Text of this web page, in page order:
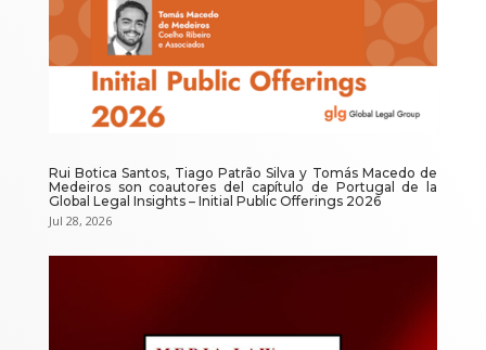
Rui Botica Santos, Tiago Patrão Silva y Tomás Macedo de
Medeiros son coautores del capítulo de Portugal de la
Global Legal Insights – Initial Public Offerings 2026
Jul 28, 2026